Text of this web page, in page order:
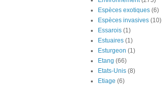
Espèces exotiques (6)
Espèces invasives (10)
Essarois (1)
Estuaires (1)
Esturgeon (1)
Etang (66)
Etats-Unis (8)
Etiage (6)